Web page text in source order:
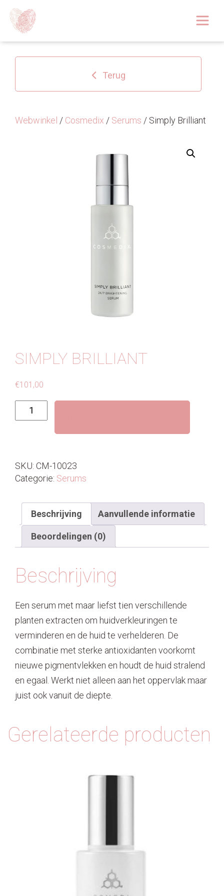
Over
Huidoplossingen
Webshop
Contact
Terug
Webwinkel / Cosmedix / Serums / Simply Brilliant
SIMPLY BRILLIANT
€101,00
Simply
Brilliant
SKU: CM-10023
Categorie: Serums
Beschrijving Aanvullende informatie
Beoordelingen (0)
Beschrijving
Een serum met maar liefst tien verschillende
planten extracten om huidverkleuringen te
verminderen en de huid te verhelderen. De
combinatie met sterke antioxidanten voorkomt
nieuwe pigmentvlekken en houdt de huid stralend
en egaal. Werkt niet alleen aan het oppervlak maar
juist ook vanuit de diepte.
Gerelateerde producten